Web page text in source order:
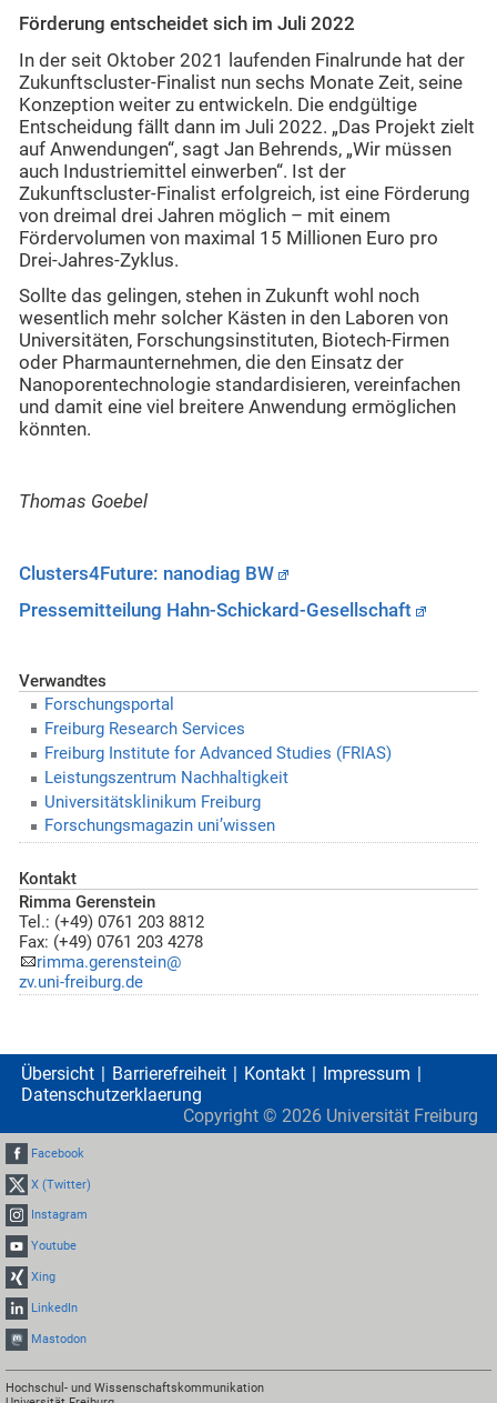
Förderung entscheidet sich im Juli 2022
In der seit Oktober 2021 laufenden Finalrunde hat der
Zukunftscluster-Finalist nun sechs Monate Zeit, seine
Konzeption weiter zu entwickeln. Die endgültige
Entscheidung fällt dann im Juli 2022. „Das Projekt zielt
auf Anwendungen“, sagt Jan Behrends, „Wir müssen
auch Industriemittel einwerben“. Ist der
Zukunftscluster-Finalist erfolgreich, ist eine Förderung
von dreimal drei Jahren möglich – mit einem
Fördervolumen von maximal 15 Millionen Euro pro
Drei-Jahres-Zyklus.
Sollte das gelingen, stehen in Zukunft wohl noch
wesentlich mehr solcher Kästen in den Laboren von
Universitäten, Forschungsinstituten, Biotech-Firmen
oder Pharmaunternehmen, die den Einsatz der
Nanoporentechnologie standardisieren, vereinfachen
und damit eine viel breitere Anwendung ermöglichen
könnten.
Thomas Goebel
Clusters4Future: nanodiag BW
Pressemitteilung Hahn-Schickard-Gesellschaft
Verwandtes
Forschungsportal
Freiburg Research Services
Freiburg Institute for Advanced Studies (FRIAS)
Leistungszentrum Nachhaltigkeit
Universitätsklinikum Freiburg
Forschungsmagazin uni’wissen
Kontakt
Rimma Gerenstein
Tel.: (+49) 0761 203 8812
Fax: (+49) 0761 203 4278
rimma.gerenstein@
zv.uni-freiburg.de
Übersicht Barrierefreiheit Kontakt
Impressum
Datenschutzerklaerung
Copyright © 2026 Universität Freiburg
Facebook
X (Twitter)
Instagram
Youtube
Xing
LinkedIn
Mastodon
Hochschul- und Wissenschaftskommunikation